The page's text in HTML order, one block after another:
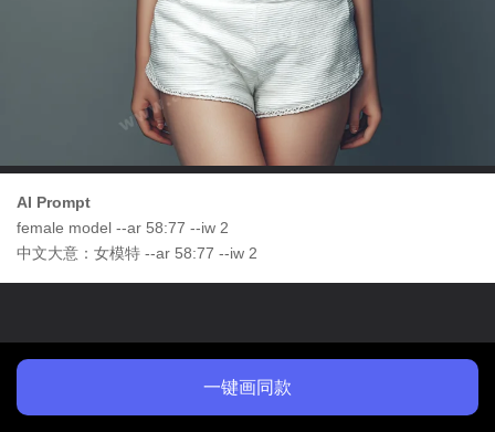
AI Prompt
female model --ar 58:77 --iw 2
中文大意：女模特 --ar 58:77 --iw 2
一键画同款